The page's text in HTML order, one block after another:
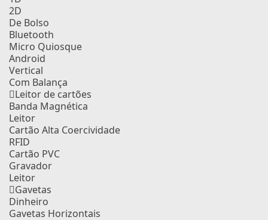
2D
De Bolso
Bluetooth
Micro Quiosque
Android
Vertical
Com Balança
Leitor de cartões
Banda Magnética
Leitor
Cartão Alta Coercividade
RFID
Cartão PVC
Gravador
Leitor
Gavetas
Dinheiro
Gavetas Horizontais